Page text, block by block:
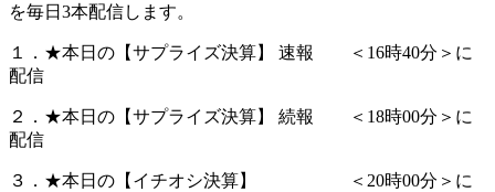
を毎日3本配信します。
１．★本日の【サプライズ決算】 速報 ＜16時40分＞に
配信
２．★本日の【サプライズ決算】 続報 ＜18時00分＞に
配信
３．★本日の【イチオシ決算】 ＜20時00分＞に